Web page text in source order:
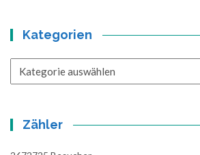
Kategorien
Zähler